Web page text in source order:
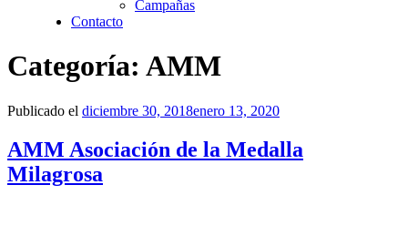
Campañas
Contacto
Categoría: AMM
Publicado el diciembre 30, 2018enero 13, 2020
AMM Asociación de la Medalla
Milagrosa